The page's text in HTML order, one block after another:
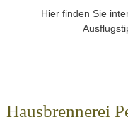
Hier finden Sie
Hausbrennerei